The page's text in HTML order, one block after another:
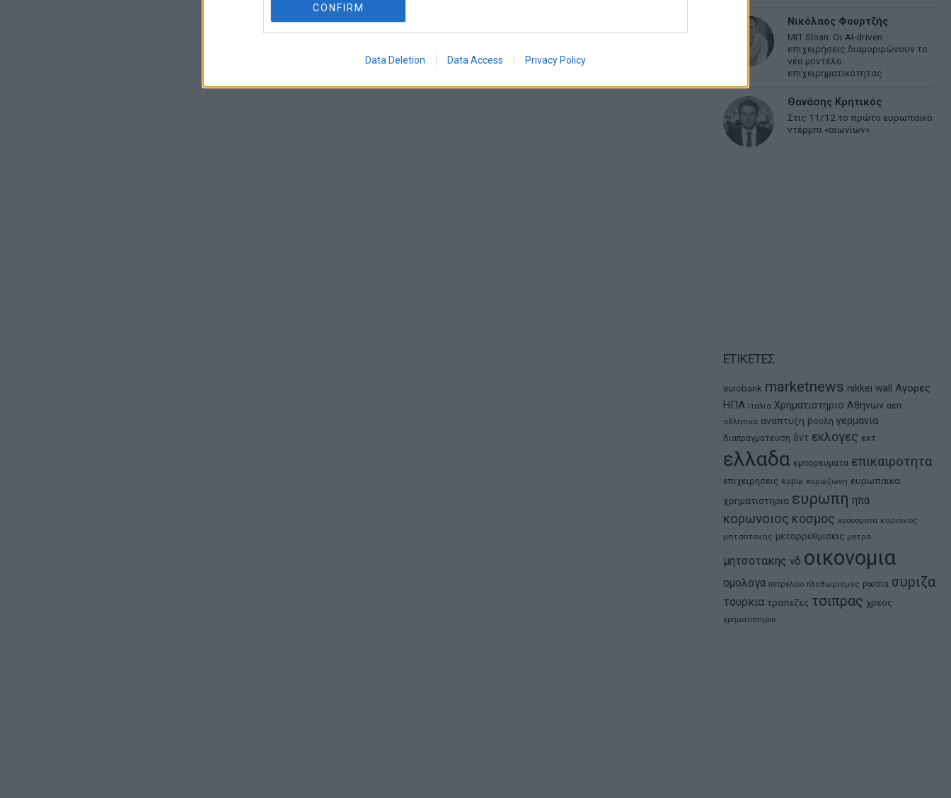
CONFIRM
Data Deletion Data Access Privacy Policy
Νικόλαος Φουρτζής
MIT Sloan: Οι AI-driven
επιχειρήσεις διαμορφώνουν το
νέο μοντέλο
επιχειρηματικότητας
Θανάσης Κρητικός
Στις 11/12 το πρώτο ευρωπαϊκό
ντέρμπι «αιωνίων»
ΕΤΙΚΕΤΕΣ
eurobank marketnews nikkei wall
Αγορες
ΗΠΑ Ιταλια Χρηματιστηριο Αθηνων αεπ
αθλητικα αναπτυξη βουλη γερμανια
διαπραγματευση δντ εκλογες εκτ
ελλαδα εμπορευματα επικαιροτητα
επιχειρησεις ευρω ευρωζωνη ευρωπαικα
χρηματιστηρια ευρωπη ηπα
κορωνοιος κοσμος κρουσματα κυριακος
μητσοτακης μεταρρυθμισεις μετρα
μητσοτακης νδ οικονομια
ομολογα πετρελαιο πληθωρισμος ρωσια συριζα
τουρκια τραπεζες τσιπρας χρεος
χρηματιστηριο